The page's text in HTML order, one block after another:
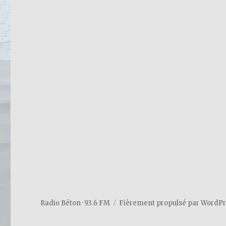
Radio Béton · 93.6 FM Fièrement propulsé par